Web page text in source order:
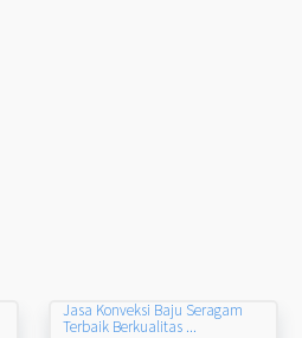
Jasa Konveksi Baju Seragam
Terbaik Berkualitas ...